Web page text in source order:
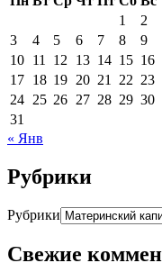
1
2
3
4 5 6 7 8
9
10 11 12 13 14 15 16
17 18 19 20 21 22 23
24 25 26 27 28 29 30
31
« Янв
Рубрики
Рубрики
Свежие